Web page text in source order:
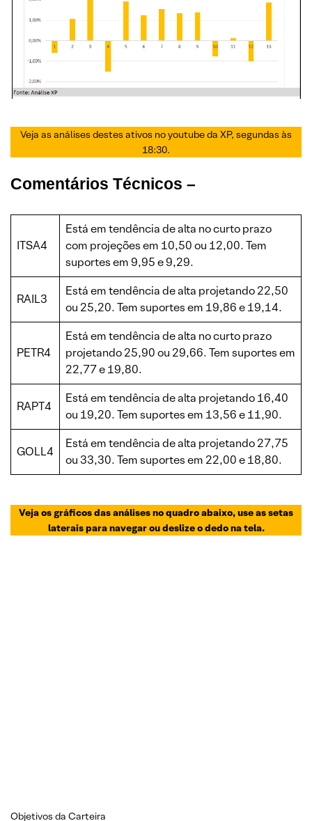
Veja as análises destes ativos no youtube da XP, segundas às
18:30.
Comentários Técnicos –
ITSA4
Está em tendência de alta no curto prazo
com projeções em 10,50 ou 12,00. Tem
suportes em 9,95 e 9,29.
RAIL3
Está em tendência de alta projetando 22,50
ou 25,20. Tem suportes em 19,86 e 19,14.
PETR4
Está em tendência de alta no curto prazo
projetando 25,90 ou 29,66. Tem suportes em
22,77 e 19,80.
RAPT4
Está em tendência de alta projetando 16,40
ou 19,20. Tem suportes em 13,56 e 11,90.
GOLL4
Está em tendência de alta projetando 27,75
ou 33,30. Tem suportes em 22,00 e 18,80.
Veja os gráficos das análises no quadro abaixo, use as setas
laterais para navegar ou deslize o dedo na tela.
Objetivos da Carteira